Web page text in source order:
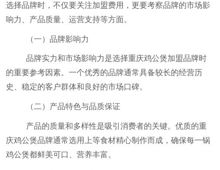
选择品牌时，不仅要关注加盟费用，更要考察品牌的市场影
响力、产品质量、运营支持等方面。
（一）品牌影响力
品牌实力和市场影响力是选择重庆鸡公煲加盟品牌时
的重要参考因素。一个优秀的品牌通常具备较长的经营历
史、稳定的客户群体和良好的市场口碑。
（二）产品特色与品质保证
产品的质量和多样性是吸引消费者的关键。优质的重
庆鸡公煲品牌通常选用上等食材精心制作而成，确保每一锅
鸡公煲都鲜美可口、营养丰富。